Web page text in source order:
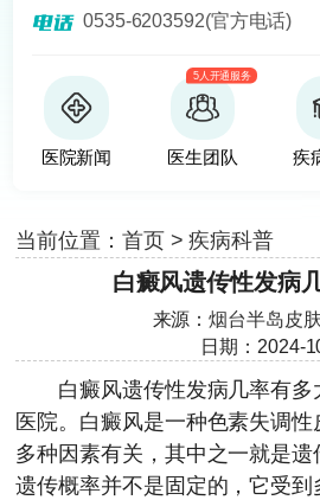
其擅长光化学疗法、窄波紫外线
移植治疗白癜风，包括自体表皮
自体培养黑素细胞移植等。
0535-6203592(官方电话)
医院新闻
5人开通服务
医生团队 疾
当前位置： 首页>疾病科普
白癜风遗传性发病
来源：烟台半岛皮
日期：2024-
白癜风遗传性发病几率有多
医院。白癜风是一种色素失调
多种因素有关，其中之一就是
遗传概率并不是固定的，它受到